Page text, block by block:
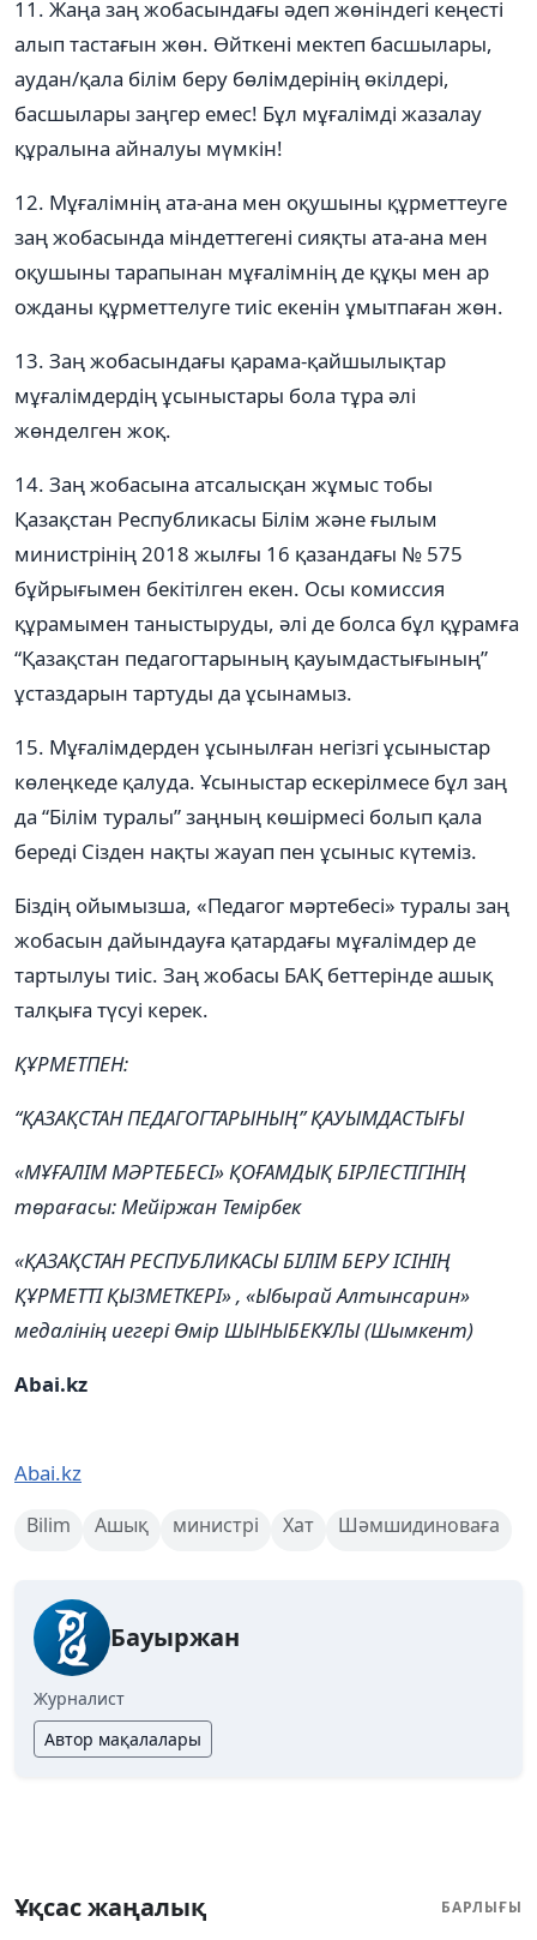
11. Жаңа заң жобасындағы әдеп жөніндегі кеңесті
алып тастағын жөн. Өйткені мектеп басшылары,
аудан/қала білім беру бөлімдерінің өкілдері,
басшылары заңгер емес! Бұл мұғалімді жазалау
құралына айналуы мүмкін!
12. Мұғалімнің ата-ана мен оқушыны құрметтеуге
заң жобасында міндеттегені сияқты ата-ана мен
оқушыны тарапынан мұғалімнің де құқы мен ар
ожданы құрметтелуге тиіс екенін ұмытпаған жөн.
13. Заң жобасындағы қарама-қайшылықтар
мұғалімдердің ұсыныстары бола тұра әлі
жөнделген жоқ.
14. Заң жобасына атсалысқан жұмыс тобы
Қазақстан Республикасы Білім және ғылым
министрінің 2018 жылғы 16 қазандағы № 575
бұйрығымен бекітілген екен. Осы комиссия
құрамымен таныстыруды, әлі де болса бұл құрамға
“Қазақстан педагогтарының қауымдастығының”
ұстаздарын тартуды да ұсынамыз.
15. Мұғалімдерден ұсынылған негізгі ұсыныстар
көлеңкеде қалуда. Ұсыныстар ескерілмесе бұл заң
да “Білім туралы” заңның көшірмесі болып қала
береді Сізден нақты жауап пен ұсыныс күтеміз.
Біздің ойымызша, «Педагог мәртебесі» туралы заң
жобасын дайындауға қатардағы мұғалімдер де
тартылуы тиіс. Заң жобасы БАҚ беттерінде ашық
талқыға түсуі керек.
ҚҰРМЕТПЕН:
“ҚАЗАҚСТАН ПЕДАГОГТАРЫНЫҢ” ҚАУЫМДАСТЫҒЫ
«МҰҒАЛІМ МӘРТЕБЕСІ» ҚОҒАМДЫҚ БІРЛЕСТІГІНІҢ
төрағасы: Мейіржан Темірбек
«ҚАЗАҚСТАН РЕСПУБЛИКАСЫ БІЛІМ БЕРУ ІСІНІҢ
ҚҰРМЕТТІ ҚЫЗМЕТКЕРІ» , «Ыбырай Алтынсарин»
медалінің иегері Өмір ШЫНЫБЕКҰЛЫ (Шымкент)
Abai.kz
Abai.kz
Bilim Ашық министрі Хат Шәмшидиноваға
Бауыржан
Журналист
Автор мақалалары
Ұқсас жаңалық БАРЛЫҒЫ